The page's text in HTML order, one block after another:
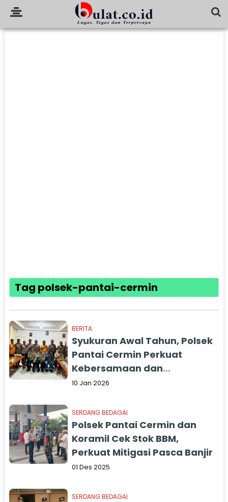
Tag polsek-pantai-cermin
BERITA
Syukuran Awal Tahun, Polsek
Pantai Cermin Perkuat
Kebersamaan dan
Pelayanan Publik
10 Jan 2026
SERDANG BEDAGAI
Polsek Pantai Cermin dan
Koramil Cek Stok BBM,
Perkuat Mitigasi Pasca Banjir
01 Des 2025
SERDANG BEDAGAI